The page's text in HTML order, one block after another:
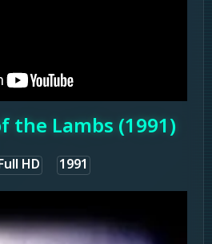
the Lambs (1991)
HD 1991